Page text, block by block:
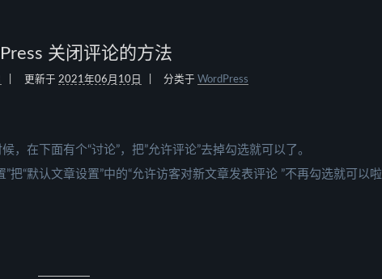
关闭评论的方法
更新于 2021年06月10日 分类于 WordPress
在下面有个“讨论”，把”允许评论”去掉勾选就可以了。
把“默认文章设置”中的“允许访客对新文章发表评论 ”不再勾选就可以啦